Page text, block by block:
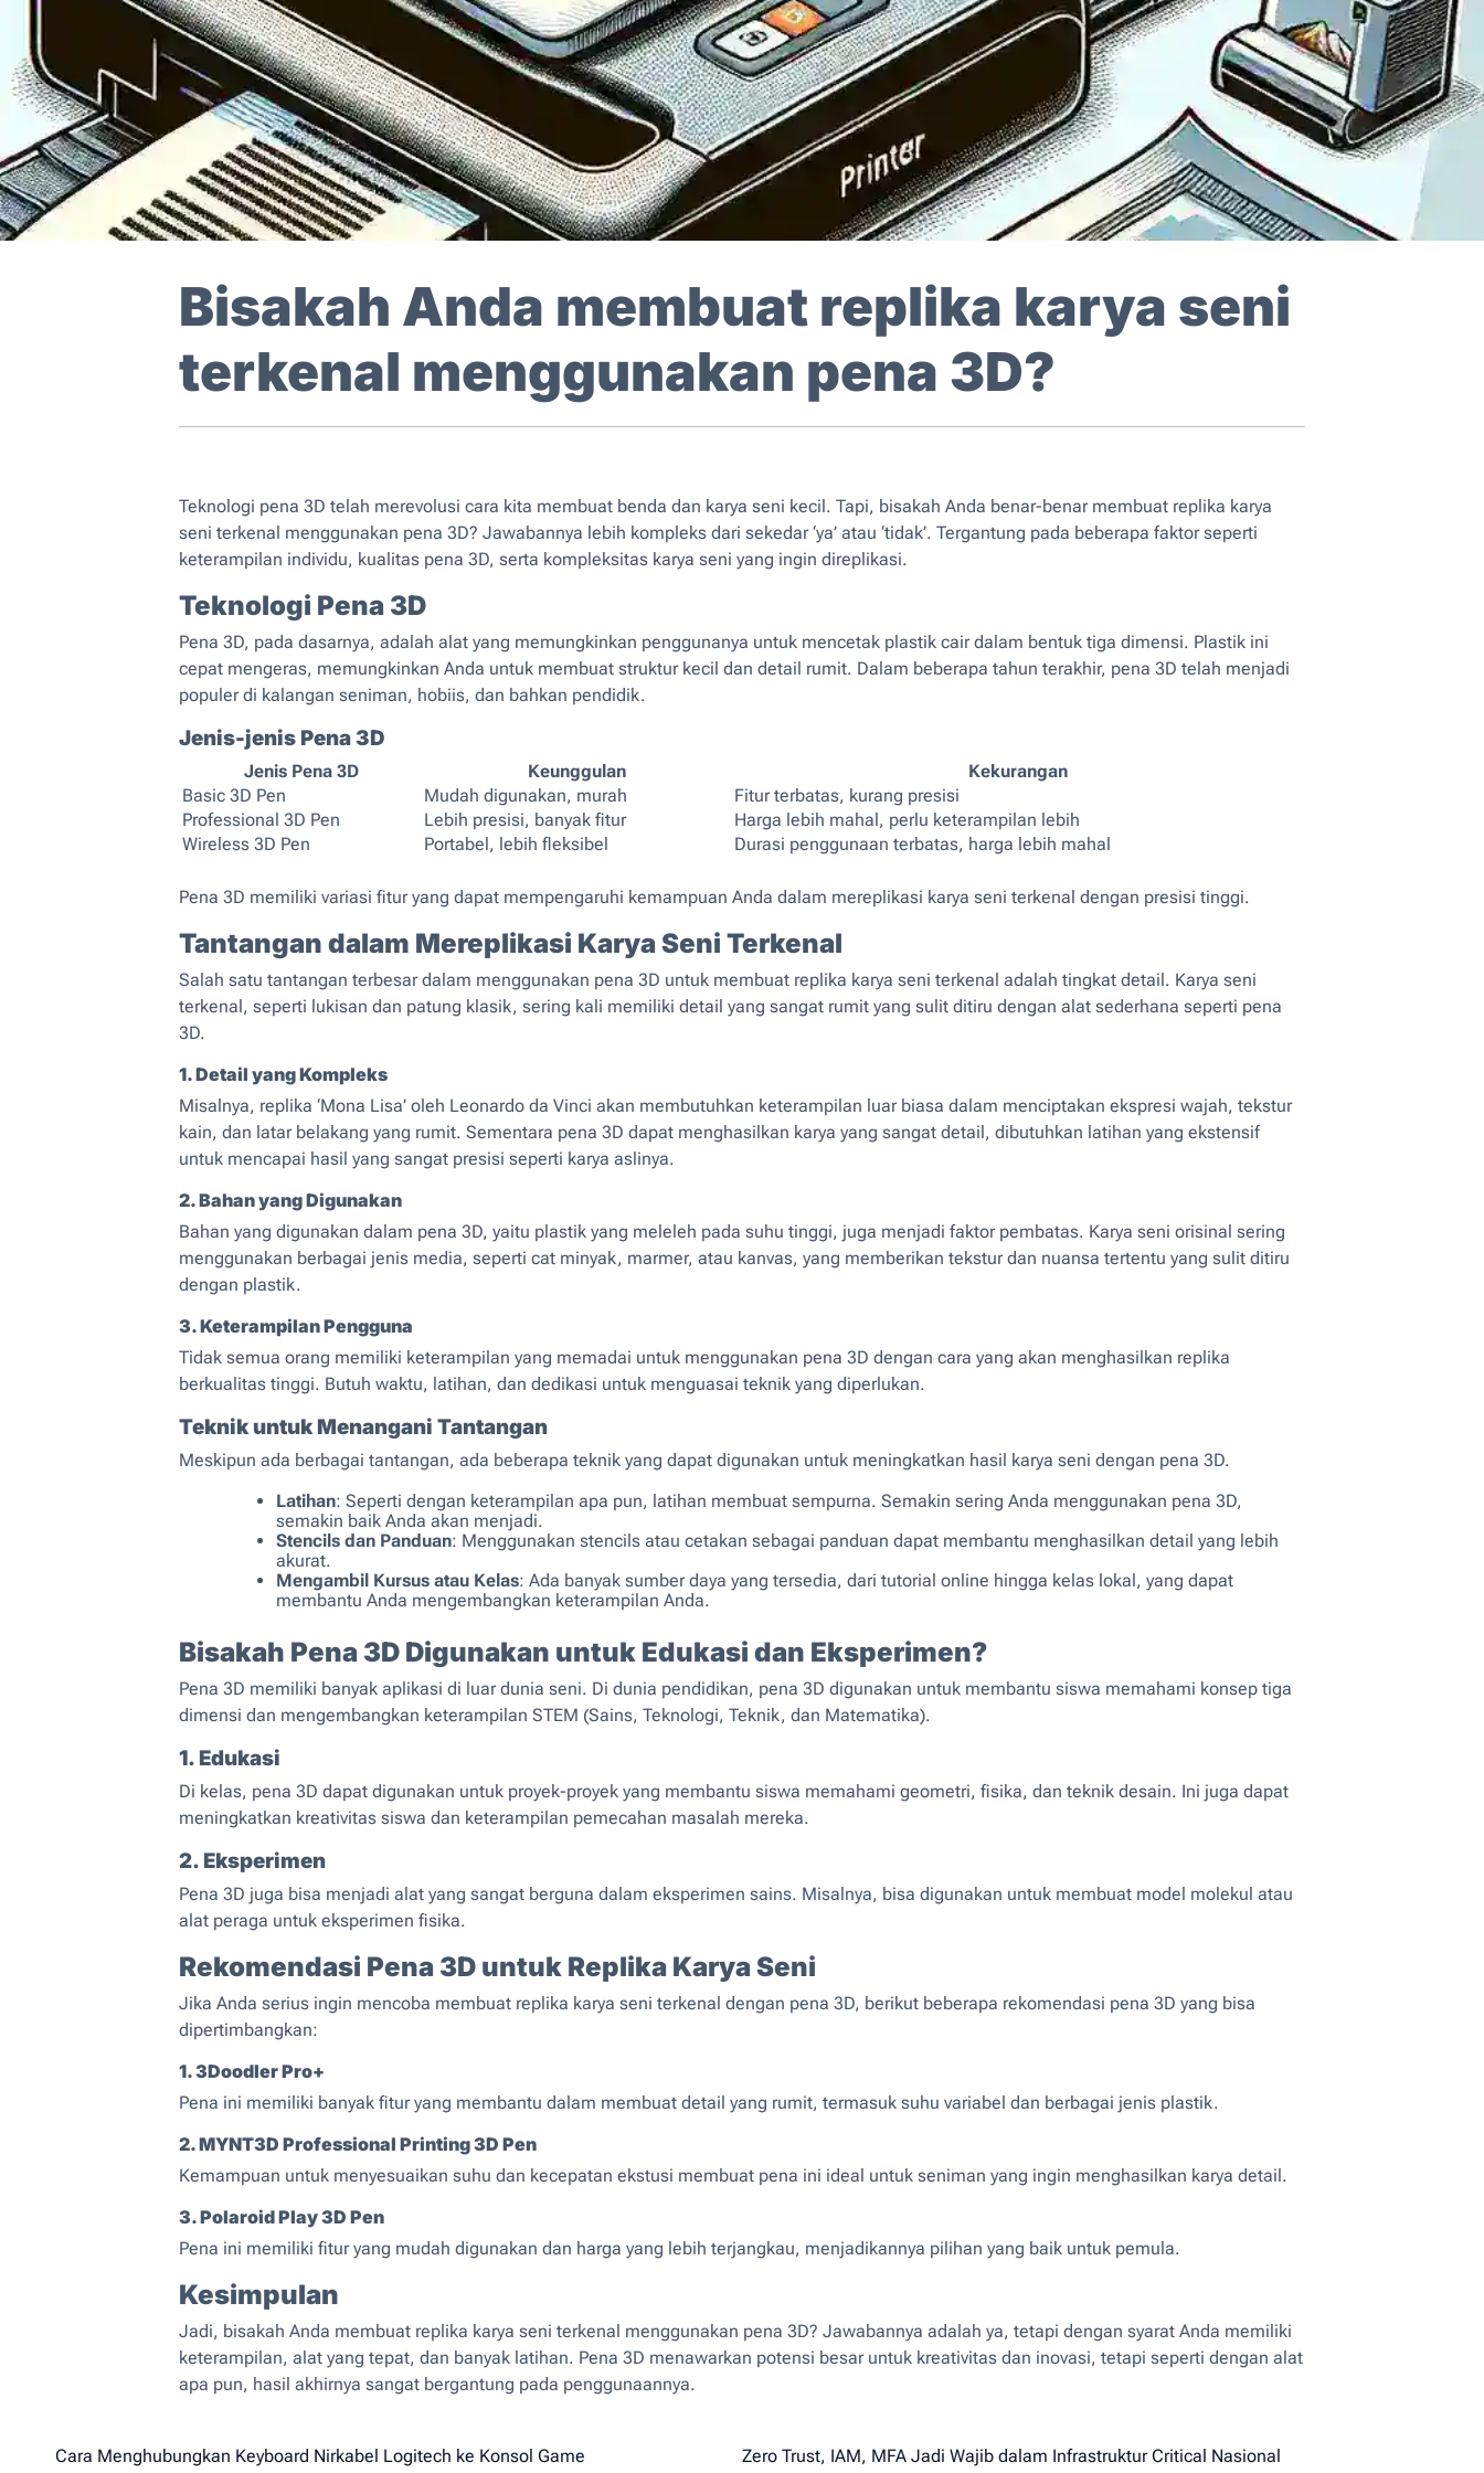
Bisakah Anda membuat replika karya seni
terkenal menggunakan pena 3D?
Teknologi pena 3D telah merevolusi cara kita membuat benda dan karya seni kecil. Tapi, bisakah Anda benar-benar membuat replika karya
seni terkenal menggunakan pena 3D? Jawabannya lebih kompleks dari sekedar ‘ya’ atau ‘tidak’. Tergantung pada beberapa faktor seperti
keterampilan individu, kualitas pena 3D, serta kompleksitas karya seni yang ingin direplikasi.
Teknologi Pena 3D
Pena 3D, pada dasarnya, adalah alat yang memungkinkan penggunanya untuk mencetak plastik cair dalam bentuk tiga dimensi. Plastik ini
cepat mengeras, memungkinkan Anda untuk membuat struktur kecil dan detail rumit. Dalam beberapa tahun terakhir, pena 3D telah menjadi
populer di kalangan seniman, hobiis, dan bahkan pendidik.
Jenis-jenis Pena 3D
Jenis Pena 3D Keunggulan
Kekurangan
Basic 3D Pen
Mudah digunakan, murah
Fitur terbatas, kurang presisi
Professional 3D Pen
Lebih presisi, banyak fitur
Harga lebih mahal, perlu keterampilan lebih
Wireless 3D Pen
Portabel, lebih fleksibel Durasi penggunaan terbatas, harga lebih mahal
Pena 3D memiliki variasi fitur yang dapat mempengaruhi kemampuan Anda dalam mereplikasi karya seni terkenal dengan presisi tinggi.
Tantangan dalam Mereplikasi Karya Seni Terkenal
Salah satu tantangan terbesar dalam menggunakan pena 3D untuk membuat replika karya seni terkenal adalah tingkat detail. Karya seni
terkenal, seperti lukisan dan patung klasik, sering kali memiliki detail yang sangat rumit yang sulit ditiru dengan alat sederhana seperti pena
3D.
1. Detail yang Kompleks
Misalnya, replika ‘Mona Lisa’ oleh Leonardo da Vinci akan membutuhkan keterampilan luar biasa dalam menciptakan ekspresi wajah, tekstur
kain, dan latar belakang yang rumit. Sementara pena 3D dapat menghasilkan karya yang sangat detail, dibutuhkan latihan yang ekstensif
untuk mencapai hasil yang sangat presisi seperti karya aslinya.
2. Bahan yang Digunakan
Bahan yang digunakan dalam pena 3D, yaitu plastik yang meleleh pada suhu tinggi, juga menjadi faktor pembatas. Karya seni orisinal sering
menggunakan berbagai jenis media, seperti cat minyak, marmer, atau kanvas, yang memberikan tekstur dan nuansa tertentu yang sulit ditiru
dengan plastik.
3. Keterampilan Pengguna
Tidak semua orang memiliki keterampilan yang memadai untuk menggunakan pena 3D dengan cara yang akan menghasilkan replika
berkualitas tinggi. Butuh waktu, latihan, dan dedikasi untuk menguasai teknik yang diperlukan.
Teknik untuk Menangani Tantangan
Meskipun ada berbagai tantangan, ada beberapa teknik yang dapat digunakan untuk meningkatkan hasil karya seni dengan pena 3D.
Latihan: Seperti dengan keterampilan apa pun, latihan membuat sempurna. Semakin sering Anda menggunakan pena 3D,
semakin baik Anda akan menjadi.
Stencils dan Panduan: Menggunakan stencils atau cetakan sebagai panduan dapat membantu menghasilkan detail yang lebih
akurat.
Mengambil Kursus atau Kelas: Ada banyak sumber daya yang tersedia, dari tutorial online hingga kelas lokal, yang dapat
membantu Anda mengembangkan keterampilan Anda.
Bisakah Pena 3D Digunakan untuk Edukasi dan Eksperimen?
Pena 3D memiliki banyak aplikasi di luar dunia seni. Di dunia pendidikan, pena 3D digunakan untuk membantu siswa memahami konsep tiga
dimensi dan mengembangkan keterampilan STEM (Sains, Teknologi, Teknik, dan Matematika).
1. Edukasi
Di kelas, pena 3D dapat digunakan untuk proyek-proyek yang membantu siswa memahami geometri, fisika, dan teknik desain. Ini juga dapat
meningkatkan kreativitas siswa dan keterampilan pemecahan masalah mereka.
2. Eksperimen
Pena 3D juga bisa menjadi alat yang sangat berguna dalam eksperimen sains. Misalnya, bisa digunakan untuk membuat model molekul atau
alat peraga untuk eksperimen fisika.
Rekomendasi Pena 3D untuk Replika Karya Seni
Jika Anda serius ingin mencoba membuat replika karya seni terkenal dengan pena 3D, berikut beberapa rekomendasi pena 3D yang bisa
dipertimbangkan:
1. 3Doodler Pro+
Pena ini memiliki banyak fitur yang membantu dalam membuat detail yang rumit, termasuk suhu variabel dan berbagai jenis plastik.
2. MYNT3D Professional Printing 3D Pen
Kemampuan untuk menyesuaikan suhu dan kecepatan ekstusi membuat pena ini ideal untuk seniman yang ingin menghasilkan karya detail.
3. Polaroid Play 3D Pen
Pena ini memiliki fitur yang mudah digunakan dan harga yang lebih terjangkau, menjadikannya pilihan yang baik untuk pemula.
Kesimpulan
Jadi, bisakah Anda membuat replika karya seni terkenal menggunakan pena 3D? Jawabannya adalah ya, tetapi dengan syarat Anda memiliki
keterampilan, alat yang tepat, dan banyak latihan. Pena 3D menawarkan potensi besar untuk kreativitas dan inovasi, tetapi seperti dengan alat
apa pun, hasil akhirnya sangat bergantung pada penggunaannya.
N
Cara Menghubungkan Keyboard Nirkabel Logitech ke Konsol Game Zero Trust, IAM, MFA Jadi Wajib dalam Infrastruktur Critical Nasional